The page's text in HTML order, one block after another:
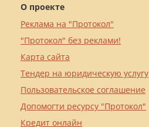
О проекте
Реклама на "Протокол"
"Протокол" без реклами!
Карта сайта
Тендер на юридическую услугу
Пользовательское соглашение
Допомогти ресурсу "Протокол"
Кредит онлайн